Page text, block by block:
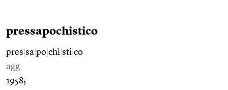
pressapochistico
pres sa po chì sti co
agg.
1958;